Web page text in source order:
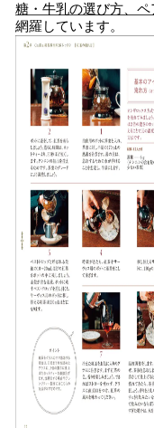
糖・牛乳の選び方、
網羅しています。